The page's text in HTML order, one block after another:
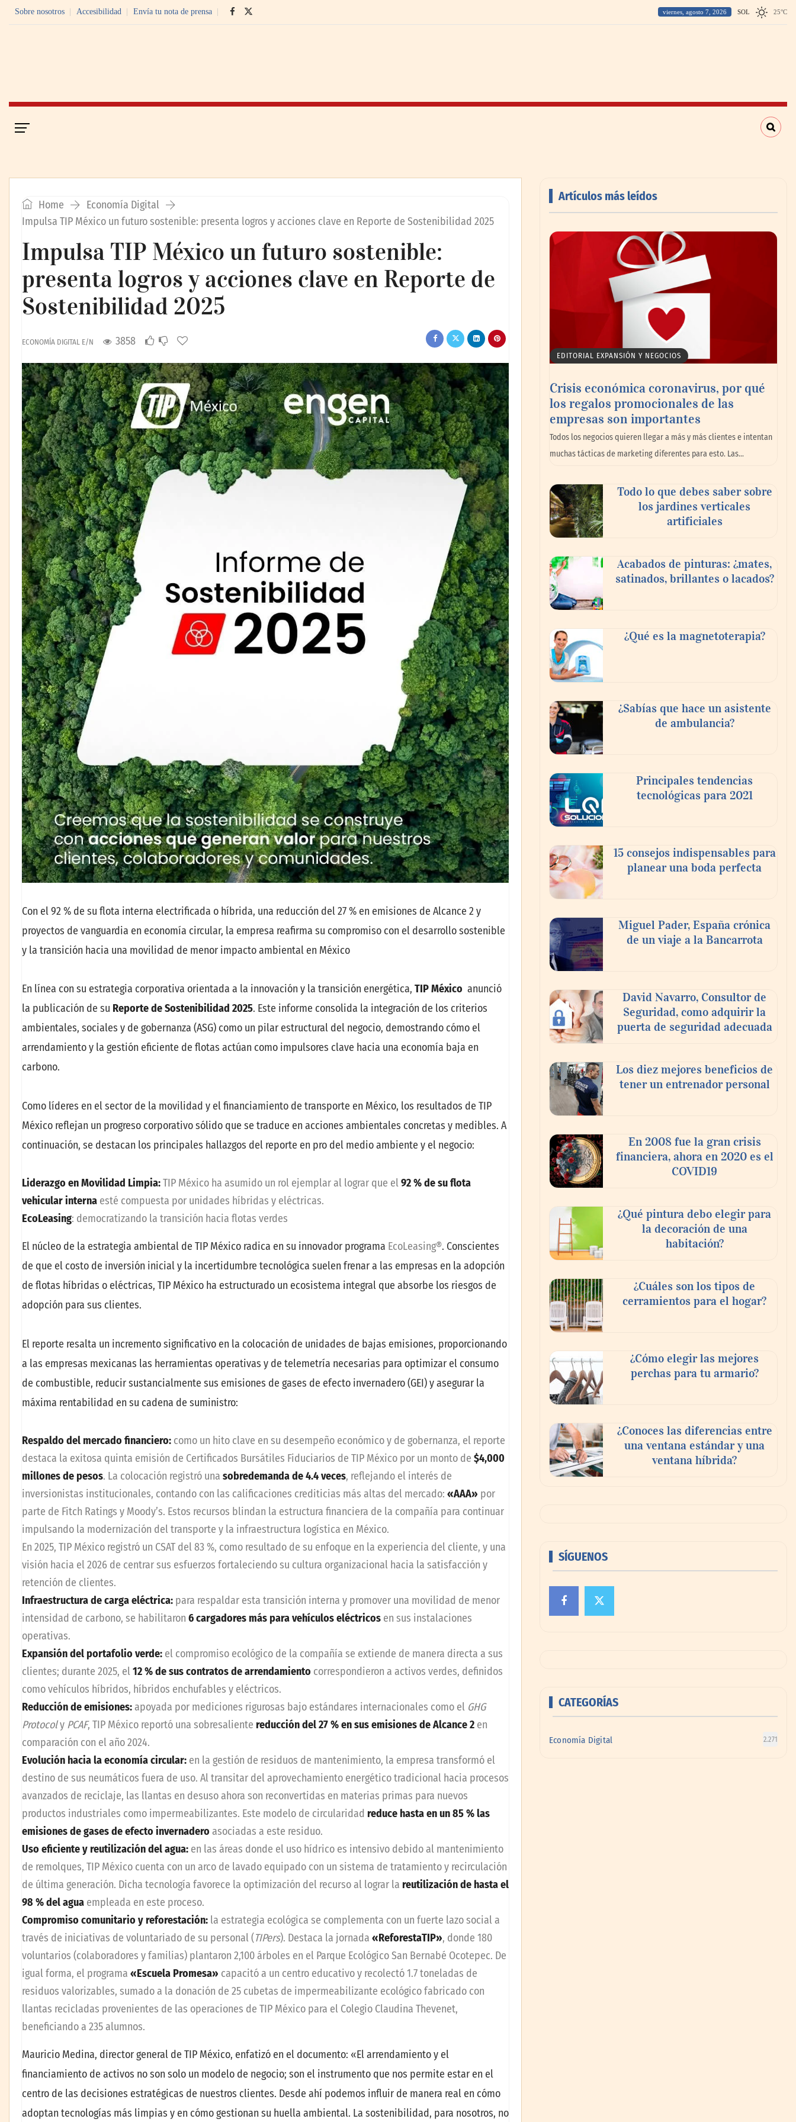
Sobre nosotros Accesibilidad Envía tu nota de prensa viernes, agosto 7, 2026 SOL 25°C
Home
Economía Digital
Impulsa TIP México un futuro sostenible: presenta logros y acciones clave en Reporte de Sostenibilidad 2025
Impulsa TIP México un futuro sostenible:
presenta logros y acciones clave en Reporte de
Sostenibilidad 2025
ECONOMÍA DIGITAL E/N 3858
Con el 92 % de su flota interna electrificada o híbrida, una reducción del 27 % en emisiones de Alcance 2 y
proyectos de vanguardia en economía circular, la empresa reafirma su compromiso con el desarrollo sostenible
y la transición hacia una movilidad de menor impacto ambiental en México
En línea con su estrategia corporativa orientada a la innovación y la transición energética, TIP México anunció
la publicación de su Reporte de Sostenibilidad 2025. Este informe consolida la integración de los criterios
ambientales, sociales y de gobernanza (ASG) como un pilar estructural del negocio, demostrando cómo el
arrendamiento y la gestión eficiente de flotas actúan como impulsores clave hacia una economía baja en
carbono.
Como líderes en el sector de la movilidad y el financiamiento de transporte en México, los resultados de TIP
México reflejan un progreso corporativo sólido que se traduce en acciones ambientales concretas y medibles. A
continuación, se destacan los principales hallazgos del reporte en pro del medio ambiente y el negocio:
Liderazgo en Movilidad Limpia:TIP México ha asumido un rol ejemplar al lograr que el92 % de su flota
vehicular interna esté compuesta por unidades híbridas y eléctricas.
EcoLeasing: democratizando la transición hacia flotas verdes
El núcleo de la estrategia ambiental de TIP México radica en su innovador programa EcoLeasing®. Conscientes
de que el costo de inversión inicial y la incertidumbre tecnológica suelen frenar a las empresas en la adopción
de flotas híbridas o eléctricas, TIP México ha estructurado un ecosistema integral que absorbe los riesgos de
adopción para sus clientes.
El reporte resalta un incremento significativo en la colocación de unidades de bajas emisiones, proporcionando
a las empresas mexicanas las herramientas operativas y de telemetría necesarias para optimizar el consumo
de combustible, reducir sustancialmente sus emisiones de gases de efecto invernadero (GEI) y asegurar la
máxima rentabilidad en su cadena de suministro:
Respaldo del mercado financiero: como un hito clave en su desempeño económico y de gobernanza, el reporte
destaca la exitosa quinta emisión de Certificados Bursátiles Fiduciarios de TIP México por un monto de $4,000
millones de pesos. La colocación registró una sobredemanda de 4.4 veces, reflejando el interés de
inversionistas institucionales, contando con las calificaciones crediticias más altas del mercado: «AAA» por
parte de Fitch Ratings y Moody’s. Estos recursos blindan la estructura financiera de la compañía para continuar
impulsando la modernización del transporte y la infraestructura logística en México.
En 2025, TIP México registró un CSAT del 83 %, como resultado de su enfoque en la experiencia del cliente, y una
visión hacia el 2026 de centrar sus esfuerzos fortaleciendo su cultura organizacional hacia la satisfacción y
retención de clientes.
Infraestructura de carga eléctrica: para respaldar esta transición interna y promover una movilidad de menor
intensidad de carbono, se habilitaron 6 cargadores más para vehículos eléctricos en sus instalaciones
operativas.
Expansión del portafolio verde: el compromiso ecológico de la compañía se extiende de manera directa a sus
clientes; durante 2025, el12 % de sus contratos de arrendamiento correspondieron a activos verdes, definidos
como vehículos híbridos, híbridos enchufables y eléctricos.
Reducción de emisiones:apoyada por mediciones rigurosas bajo estándares internacionales como el GHG
Protocoly PCAF, TIP México reportó una sobresaliente reducción del 27 % en sus emisiones de Alcance 2 en
comparación con el año 2024.
Evolución hacia la economía circular: en la gestión de residuos de mantenimiento, la empresa transformó el
destino de sus neumáticos fuera de uso. Al transitar del aprovechamiento energético tradicional hacia procesos
avanzados de reciclaje, las llantas en desuso ahora son reconvertidas en materias primas para nuevos
productos industriales como impermeabilizantes. Este modelo de circularidad reduce hasta en un 85 % las
emisiones de gases de efecto invernadero asociadas a este residuo.
Uso eficiente y reutilización del agua: en las áreas donde el uso hídrico es intensivo debido al mantenimiento
de remolques, TIP México cuenta con un arco de lavado equipado con un sistema de tratamiento y recirculación
de última generación. Dicha tecnología favorece la optimización del recurso al lograr la reutilización de hasta el
98 % del agua empleada en este proceso.
Compromiso comunitario y reforestación: la estrategia ecológica se complementa con un fuerte lazo social a
través de iniciativas de voluntariado de su personal (TIPers). Destaca la jornada «ReforestaTIP», donde 180
voluntarios (colaboradores y familias) plantaron 2,100 árboles en el Parque Ecológico San Bernabé Ocotepec. De
igual forma, el programa «Escuela Promesa» capacitó a un centro educativo y recolectó 1.7 toneladas de
residuos valorizables, sumado a la donación de 25 cubetas de impermeabilizante ecológico fabricado con
llantas recicladas provenientes de las operaciones de TIP México para el Colegio Claudina Thevenet,
beneficiando a 235 alumnos.
Mauricio Medina, director general de TIP México, enfatizó en el documento: «El arrendamiento y el
financiamiento de activos no son solo un modelo de negocio; son el instrumento que nos permite estar en el
centro de las decisiones estratégicas de nuestros clientes. Desde ahí podemos influir de manera real en cómo
adoptan tecnologías más limpias y en cómo gestionan su huella ambiental. La sostenibilidad, para nosotros, no
Artículos más leídos
EDITORIAL EXPANSIÓN Y NEGOCIOS
Crisis económica coronavirus, por qué
los regalos promocionales de las
empresas son importantes
Todos los negocios quieren llegar a más y más clientes e intentan
muchas tácticas de marketing diferentes para esto. Las…
Todo lo que debes saber sobre
los jardines verticales
artificiales
Acabados de pinturas: ¿mates,
satinados, brillantes o lacados?
¿Qué es la magnetoterapia?
¿Sabías que hace un asistente
de ambulancia?
Principales tendencias
tecnológicas para 2021
15 consejos indispensables para
planear una boda perfecta
Miguel Pader, España crónica
de un viaje a la Bancarrota
David Navarro, Consultor de
Seguridad, como adquirir la
puerta de seguridad adecuada
Los diez mejores beneficios de
tener un entrenador personal
En 2008 fue la gran crisis
financiera, ahora en 2020 es el
COVID19
¿Qué pintura debo elegir para
la decoración de una
habitación?
¿Cuáles son los tipos de
cerramientos para el hogar?
¿Cómo elegir las mejores
perchas para tu armario?
¿Conoces las diferencias entre
una ventana estándar y una
ventana híbrida?
SÍGUENOS
CATEGORÍAS
Economía Digital 2.271